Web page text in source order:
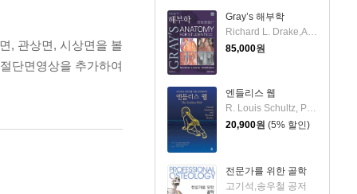
Gray’s 해부학
Richard L. Drake,A. Wayne Vogl,Adam W. M. Mitchell 공저/김원규,김이석,김홍태,남광일 공역
85,000원
엔들리스 웹
20,900원 (5% 할인)
전문가를 위한 골학
고기석,송우철 공저
, 관상면, 시상면을 볼
단면영상을 추가하여